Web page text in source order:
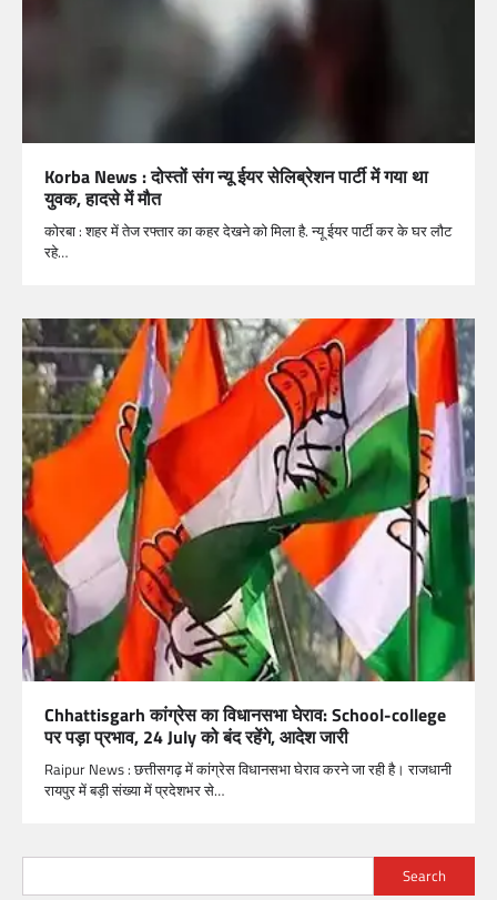
Korba News : दोस्तों संग न्यू ईयर सेलिब्रेशन पार्टी में गया था
युवक, हादसे में मौत
कोरबा : शहर में तेज रफ्तार का कहर देखने को मिला है. न्यू ईयर पार्टी कर के घर लौट
रहे…
Chhattisgarh कांग्रेस का विधानसभा घेराव: School-college
पर पड़ा प्रभाव, 24 July को बंद रहेंगे, आदेश जारी
Raipur News : छत्तीसगढ़ में कांग्रेस विधानसभा घेराव करने जा रही है। राजधानी
रायपुर में बड़ी संख्या में प्रदेशभर से…
Search